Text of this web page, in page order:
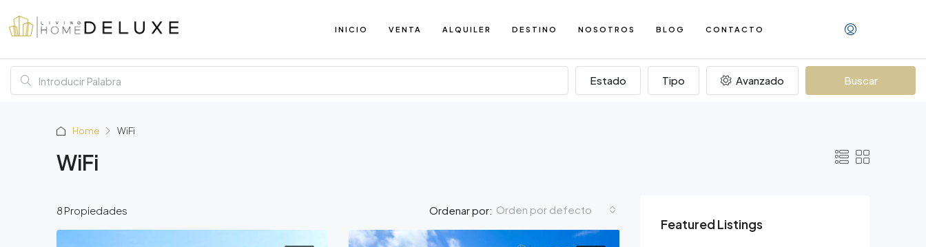
INICIO VENTA ALQUILER DESTINO NOSOTROS BLOG CONTACTO
Estado Tipo Avanzado Buscar
Home WiFi
WiFi
8 Propiedades Ordenar por: Orden por defecto
Featured Listings